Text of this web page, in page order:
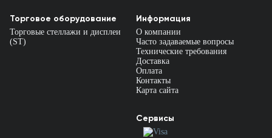
Торговое оборудование
Торговые стеллажи и дисплеи
(ST)
Информация
О компании
Часто задаваемые вопросы
Технические требования
Доставка
Оплата
Контакты
Карта сайта
Сервисы